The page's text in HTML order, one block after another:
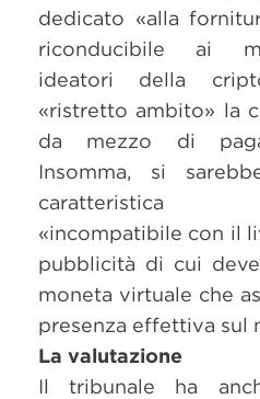
dedicato «alla
riconducibile ai
ideatori della
«ristretto ambito» la
da mezzo di
Insomma, si
caratteristica
«incompatibile con il
pubblicità di cui
moneta virtuale che
presenza effettiva sul
La valutazione
Il tribunale ha